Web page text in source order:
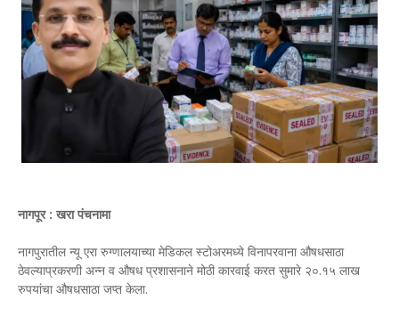
नागपूर : खरा पंचनामा
नागपुरातील न्यू एरा रुग्णालयाच्या मेडिकल स्टोअरमध्ये विनापरवाना औषधसाठा
ठेवल्याप्रकरणी अन्न व औषध प्रशासनाने मोठी कारवाई करत सुमारे २०.१५ लाख
रुपयांचा औषधसाठा जप्त केला.